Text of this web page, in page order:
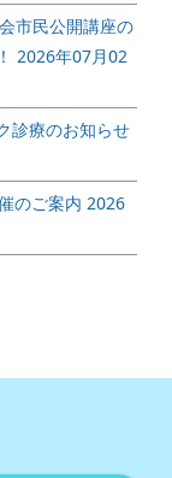
市民公開講座の
2026年07月02
診療のお知らせ
のご案内 2026